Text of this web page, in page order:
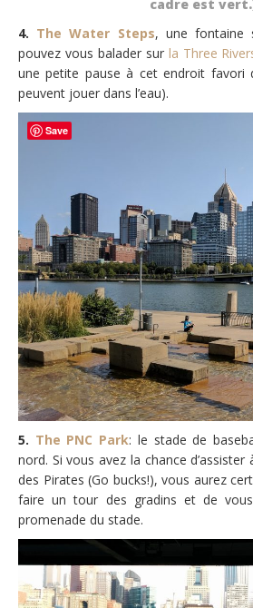
cadre est
4. The Water Steps, une fontaine
pouvez vous balader sur la Three
une petite pause à cet endroit favori
peuvent jouer dans l’eau).
5. The PNC Park: le stade de
nord. Si vous avez la chance
des Pirates (Go bucks!), vous aurez
faire un tour des gradins et de
promenade du stade.
Save